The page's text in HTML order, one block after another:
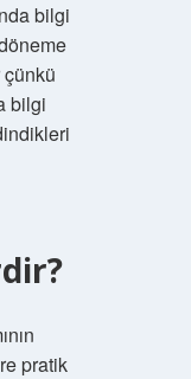
bilgi
çünkü
bilgi
pratik